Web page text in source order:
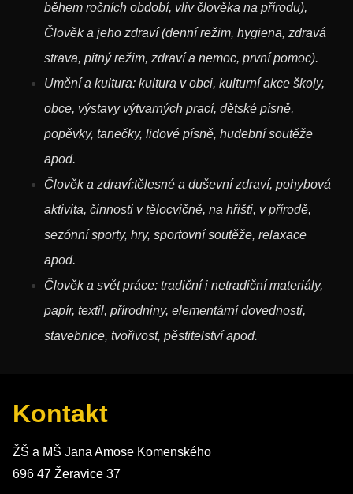
Kontakt
ŽŠ a MŠ Jana Amose Komenského
696 47 Žeravice 37
během ročních období, vliv člověka na přírodu),
Člověk a jeho zdraví (denní režim, hygiena, zdravá
strava, pitný režim, zdraví a nemoc, první pomoc).
Umění a kultura: kultura v obci, kulturní akce školy,
obce, výstavy výtvarných prací, dětské písně,
popěvky, tanečky, lidové písně, hudební soutěže
apod.
Člověk a zdraví:tělesné a duševní zdraví, pohybová
aktivita, činnosti v tělocvičně, na hřišti, v přírodě,
sezónní sporty, hry, sportovní soutěže, relaxace
apod.
Člověk a svět práce: tradiční i netradiční materiály,
papír, textil, přírodniny, elementární dovednosti,
stavebnice, tvořivost, pěstitelství apod.